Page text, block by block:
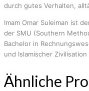
durch gutes Verhalten,
Imam Omar Suleiman ist
der SMU (Southern
Bachelor in
und Islamischer
Ähnliche